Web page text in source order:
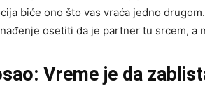
biće ono što vas vraća jedno
osetiti da je partner tu srcem, a
Vreme je da